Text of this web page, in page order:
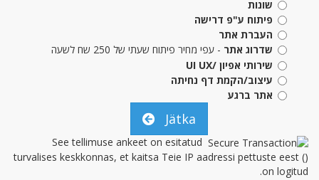
שונות
פיתוח ע"פ דרישה
העברת אתר
שדרוג אתר - עפי מחיר פיתוח שעתי של 250 שח לשעה
שירותי אפיון /UI UX
עיצוב/הקמת דף נחיתה
אתר ברגע
Jätka
See tellimuse ankeet on esitatud
turvalises keskkonnas, et kaitsa Teie IP aadressi pettuste eest ()
on logitud.